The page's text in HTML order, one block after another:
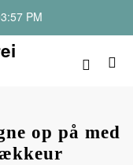
PM
op på med